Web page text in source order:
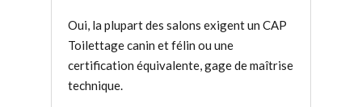
Oui, la plupart des salons exigent un CAP
Toilettage canin et félin ou une
certification équivalente, gage de maîtrise
technique.